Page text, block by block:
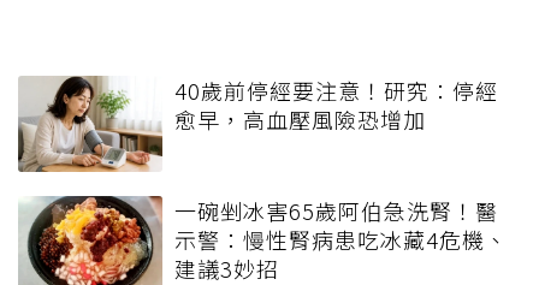
40歲前停經要注意！研究：停經
愈早，高血壓風險恐增加
一碗剉冰害65歲阿伯急洗腎！醫
示警：慢性腎病患吃冰藏4危機、
建議3妙招